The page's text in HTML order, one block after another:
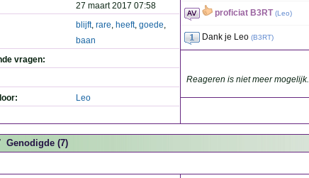
27 maart 2017 07:58
blijft, rare, heeft, goede,
baan
vragen:
Leo
proficiat B3RT (Leo)
Dank je Leo (B3RT)
Reageren is niet meer mogelijk.
Genodigde (7)